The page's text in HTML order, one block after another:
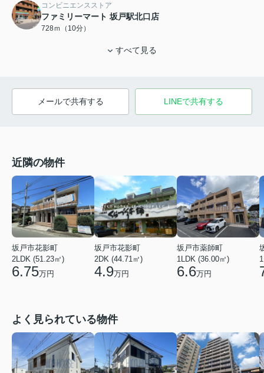
コンビニエンスストア
ファミリーマート 坂戸駅北口店
728ｍ（10分）
すべて見る
メールで共有する LINEで共有する
近隣の物件
坂戸市花影町
2LDK (51.23㎡)
6.75万円
坂戸市花影町
2DK (44.71㎡)
4.9万円
坂戸市薬師町
1LDK (36.00㎡)
6.6万円
よく見られている物件